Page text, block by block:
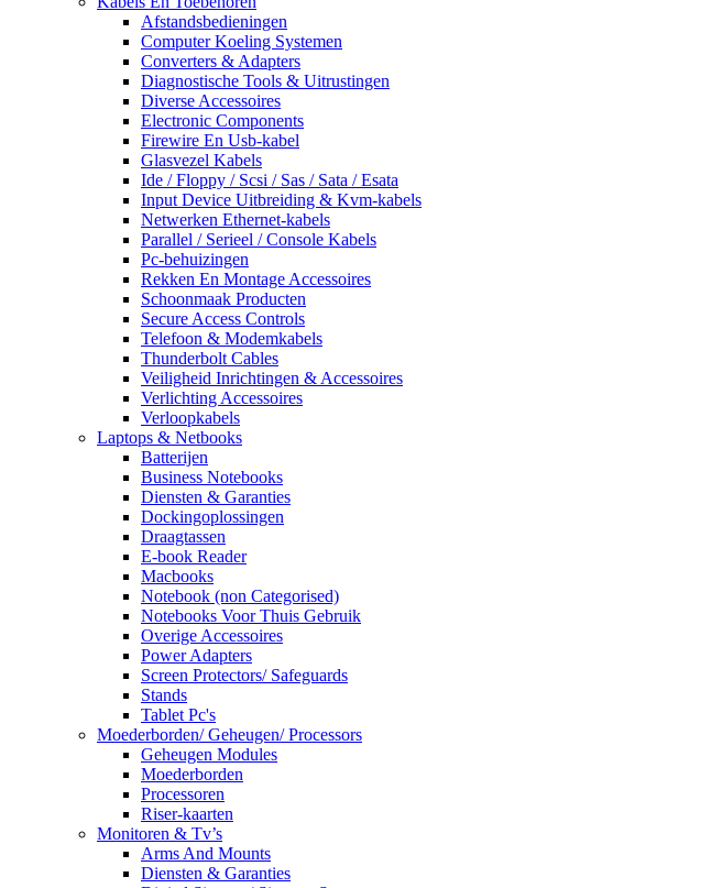
Afstandsbedieningen
Computer Koeling Systemen
Converters & Adapters
Diagnostische Tools & Uitrustingen
Diverse Accessoires
Electronic Components
Firewire En Usb-kabel
Glasvezel Kabels
Ide / Floppy / Scsi / Sas / Sata / Esata
Input Device Uitbreiding & Kvm-kabels
Netwerken Ethernet-kabels
Parallel / Serieel / Console Kabels
Pc-behuizingen
Rekken En Montage Accessoires
Schoonmaak Producten
Secure Access Controls
Telefoon & Modemkabels
Thunderbolt Cables
Veiligheid Inrichtingen & Accessoires
Verlichting Accessoires
Verloopkabels
Laptops & Netbooks
Batterijen
Business Notebooks
Diensten & Garanties
Dockingoplossingen
Draagtassen
E-book Reader
Macbooks
Notebook (non Categorised)
Notebooks Voor Thuis Gebruik
Overige Accessoires
Power Adapters
Screen Protectors/ Safeguards
Stands
Tablet Pc's
Moederborden/ Geheugen/ Processors
Geheugen Modules
Moederborden
Processoren
Riser-kaarten
Monitoren & Tv’s
Arms And Mounts
Diensten & Garanties